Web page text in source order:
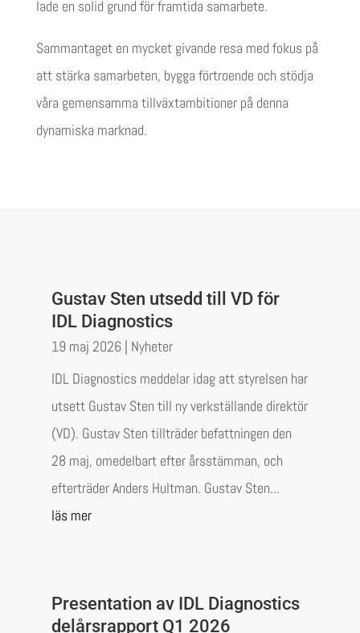
lade en solid grund för framtida samarbete.
Sammantaget en mycket givande resa med fokus på
att stärka samarbeten, bygga förtroende och stödja
våra gemensamma tillväxtambitioner på denna
dynamiska marknad.
Gustav Sten utsedd till VD för
IDL Diagnostics
19 maj 2026| Nyheter
IDL Diagnostics meddelar idag att styrelsen har
utsett Gustav Sten till ny verkställande direktör
(VD). Gustav Sten tillträder befattningen den
28 maj, omedelbart efter årsstämman, och
efterträder Anders Hultman. Gustav Sten...
läs mer
Presentation av IDL Diagnostics
delårsrapport Q1 2026